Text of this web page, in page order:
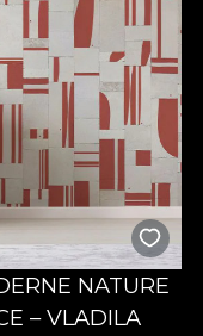
NATURE
– VLADILA